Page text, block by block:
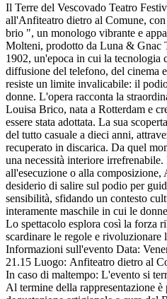
Il Terre del Vescovado Teatro
all'Anfiteatro dietro al Comune,
brio ", un monologo vibrante e
Molteni, prodotto da Luna & Gnac
1902, un'epoca in cui la tecnologia
diffusione del telefono, del cinema
resiste un limite invalicabile: il
donne. L'opera racconta la
Louisa Brico, nata a Rotterdam e
essere stata adottata. La sua
del tutto casuale a dieci anni,
recuperato in discarica. Da quel
una necessità interiore
all'esecuzione o alla
desiderio di salire sul podio per
sensibilità, sfidando un contesto
interamente maschile in cui le
Lo spettacolo esplora così la forza
scardinare le regole e rivoluzionare
Informazioni sull'evento Data:
21.15 Luogo: Anfiteatro dietro al
In caso di maltempo: L'evento si
Al termine della rappresentazione è